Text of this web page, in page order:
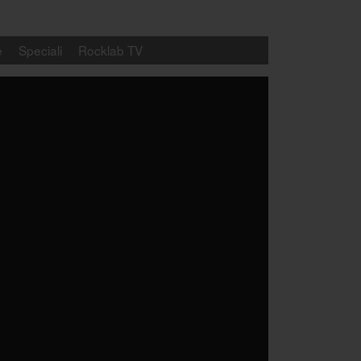
Speciali Rocklab TV